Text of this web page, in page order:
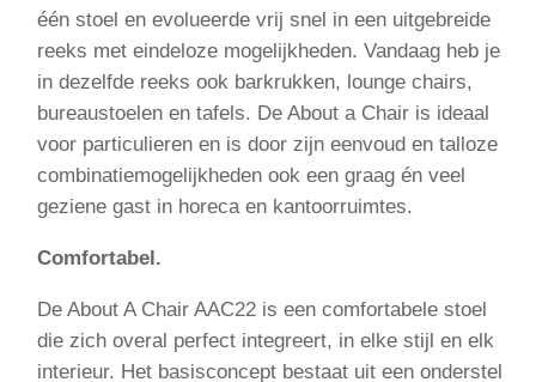
één stoel en evolueerde vrij snel in een uitgebreide
reeks met eindeloze mogelijkheden. Vandaag heb je
in dezelfde reeks ook barkrukken, lounge chairs,
bureaustoelen en tafels. De About a Chair is ideaal
voor particulieren en is door zijn eenvoud en talloze
combinatiemogelijkheden ook een graag én veel
geziene gast in horeca en kantoorruimtes.
Comfortabel.
De About A Chair AAC22 is een comfortabele stoel
die zich overal perfect integreert, in elke stijl en elk
interieur. Het basisconcept bestaat uit een onderstel